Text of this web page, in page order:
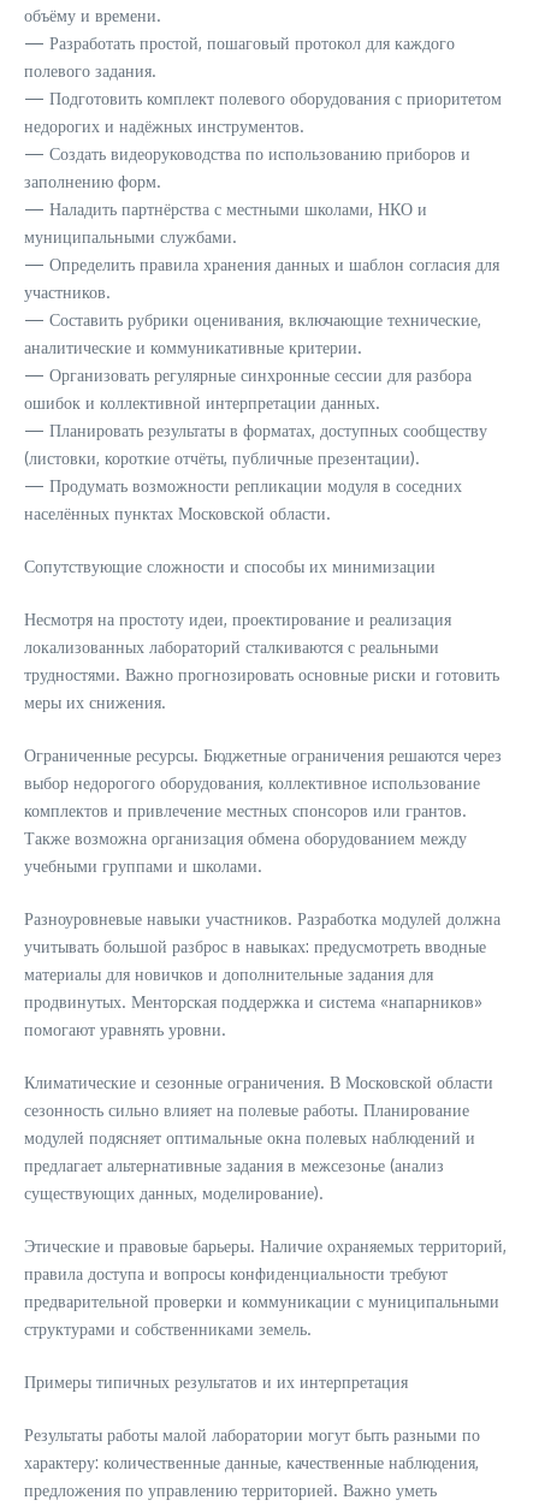
объёму и времени.
— Разработать простой, пошаговый протокол для каждого
полевого задания.
— Подготовить комплект полевого оборудования с приоритетом
недорогих и надёжных инструментов.
— Создать видеоруководства по использованию приборов и
заполнению форм.
— Наладить партнёрства с местными школами, НКО и
муниципальными службами.
— Определить правила хранения данных и шаблон согласия для
участников.
— Составить рубрики оценивания, включающие технические,
аналитические и коммуникативные критерии.
— Организовать регулярные синхронные сессии для разбора
ошибок и коллективной интерпретации данных.
— Планировать результаты в форматах, доступных сообществу
(листовки, короткие отчёты, публичные презентации).
— Продумать возможности репликации модуля в соседних
населённых пунктах Московской области.
Сопутствующие сложности и способы их минимизации
Несмотря на простоту идеи, проектирование и реализация
локализованных лабораторий сталкиваются с реальными
трудностями. Важно прогнозировать основные риски и готовить
меры их снижения.
Ограниченные ресурсы. Бюджетные ограничения решаются через
выбор недорогого оборудования, коллективное использование
комплектов и привлечение местных спонсоров или грантов.
Также возможна организация обмена оборудованием между
учебными группами и школами.
Разноуровневые навыки участников. Разработка модулей должна
учитывать большой разброс в навыках: предусмотреть вводные
материалы для новичков и дополнительные задания для
продвинутых. Менторская поддержка и система «напарников»
помогают уравнять уровни.
Климатические и сезонные ограничения. В Московской области
сезонность сильно влияет на полевые работы. Планирование
модулей подясняет оптимальные окна полевых наблюдений и
предлагает альтернативные задания в межсезонье (анализ
существующих данных, моделирование).
Этические и правовые барьеры. Наличие охраняемых территорий,
правила доступа и вопросы конфиденциальности требуют
предварительной проверки и коммуникации с муниципальными
структурами и собственниками земель.
Примеры типичных результатов и их интерпретация
Результаты работы малой лаборатории могут быть разными по
характеру: количественные данные, качественные наблюдения,
предложения по управлению территорией. Важно уметь